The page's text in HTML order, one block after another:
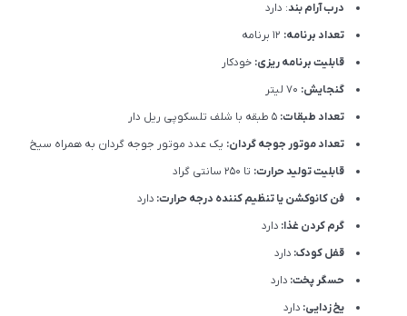
درب آرام بند: دارد
تعداد برنامه:
قابلیت برنامه ریزی: خودکار
گنجایش:
تعداد طبقات:
تعداد موتور جوجه گردان: یک عدد موتور جوجه گردان به همراه سیخ
قابلیت تولید حرارت: تا 250 سانتی گراد
فن کانوکشن یا تنظیم کننده درجه حرارت: دارد
گرم کردن غذا: دارد
قفل کودک: دارد
حسگر پخت: دارد
یخ زدایی: دارد